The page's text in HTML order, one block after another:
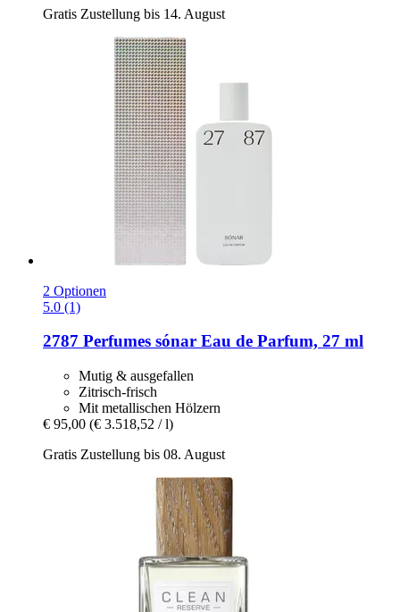
Gratis Zustellung bis 14. August
2 Optionen
5.0 (1)
2787 Perfumes sónar Eau de Parfum, 27 ml
Mutig & ausgefallen
Zitrisch-frisch
Mit metallischen Hölzern
€ 95,00 (€ 3.518,52 / l)
Gratis Zustellung bis 08. August